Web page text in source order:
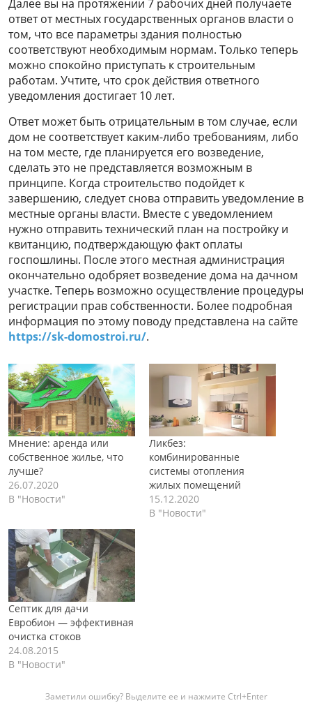
Далее вы на протяжении 7 рабочих дней получаете
ответ от местных государственных органов власти о
том, что все параметры здания полностью
соответствуют необходимым нормам. Только теперь
можно спокойно приступать к строительным
работам. Учтите, что срок действия ответного
уведомления достигает 10 лет.
Ответ может быть отрицательным в том случае, если
дом не соответствует каким-либо требованиям, либо
на том месте, где планируется его возведение,
сделать это не представляется возможным в
принципе. Когда строительство подойдет к
завершению, следует снова отправить уведомление в
местные органы власти. Вместе с уведомлением
нужно отправить технический план на постройку и
квитанцию, подтверждающую факт оплаты
госпошлины. После этого местная администрация
окончательно одобряет возведение дома на дачном
участке. Теперь возможно осуществление процедуры
регистрации прав собственности. Более подробная
информация по этому поводу представлена на сайте
https://sk-domostroi.ru/.
Мнение: аренда или
собственное жилье, что
лучше?
26.07.2020
В "Новости"
Ликбез:
комбинированные
системы отопления
жилых помещений
15.12.2020
В "Новости"
Септик для дачи
Евробион — эффективная
очистка стоков
24.08.2015
В "Новости"
Заметили ошибку? Выделите ее и нажмите Ctrl+Enter